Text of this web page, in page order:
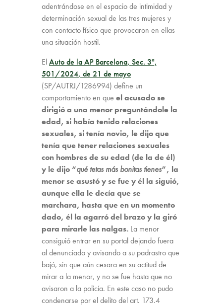
adentrándose en el espacio de intimidad y
determinación sexual de las tres mujeres y
con contacto físico que provocaron en ellas
una situación hostil.
ElAuto de la AP Barcelona, Sec. 3ª,
501/2024, de 21 de mayo
(SP/AUTRJ/1286994) define un
comportamiento en que el acusado se
dirigió a una menor preguntándole la
edad, si había tenido relaciones
sexuales, si tenía novio, le dijo que
tenía que tener relaciones sexuales
con hombres de su edad (de la de él)
y le dijo “qué tetas más bonitas tienes”, la
menor se asustó y se fue y él la siguió,
aunque ella le decía que se
marchara, hasta que en un momento
dado, él la agarró del brazo y la giró
para mirarle las nalgas. La menor
consiguió entrar en su portal dejando fuera
al denunciado y avisando a su padrastro que
bajó, sin que aún cesara en su actitud de
mirar a la menor, y no se fue hasta que no
avisaron a la policía. En este caso no pudo
condenarse por el delito del art. 173.4